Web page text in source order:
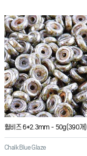
휠비즈 6*2.3mm - 50g(390개)
Chalk Blue Glaze